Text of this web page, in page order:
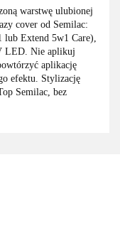
warstwę ulubionej
cover od Semilac:
lub Extend 5w1 Care),
LED. Nie aplikuj
aplikację
efektu. Stylizację
Semilac, bez